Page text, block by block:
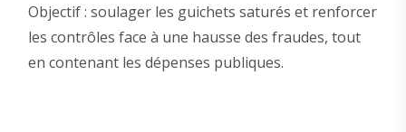
Objectif : soulager les guichets saturés et renforcer
les contrôles face à une hausse des fraudes, tout
en contenant les dépenses publiques.